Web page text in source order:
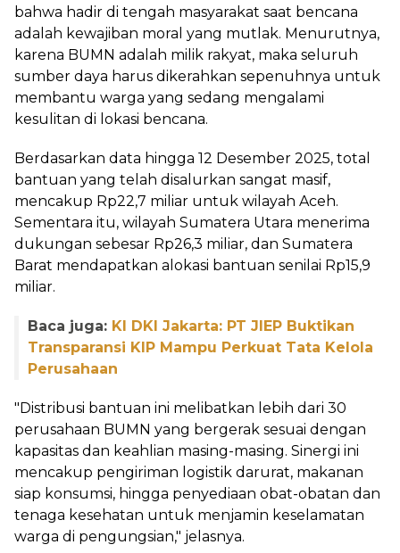
bahwa hadir di tengah masyarakat saat bencana
adalah kewajiban moral yang mutlak. Menurutnya,
karena BUMN adalah milik rakyat, maka seluruh
sumber daya harus dikerahkan sepenuhnya untuk
membantu warga yang sedang mengalami
kesulitan di lokasi bencana.
Berdasarkan data hingga 12 Desember 2025, total
bantuan yang telah disalurkan sangat masif,
mencakup Rp22,7 miliar untuk wilayah Aceh.
Sementara itu, wilayah Sumatera Utara menerima
dukungan sebesar Rp26,3 miliar, dan Sumatera
Barat mendapatkan alokasi bantuan senilai Rp15,9
miliar.
Baca juga: KI DKI Jakarta: PT JIEP Buktikan
Transparansi KIP Mampu Perkuat Tata Kelola
Perusahaan
"Distribusi bantuan ini melibatkan lebih dari 30
perusahaan BUMN yang bergerak sesuai dengan
kapasitas dan keahlian masing-masing. Sinergi ini
mencakup pengiriman logistik darurat, makanan
siap konsumsi, hingga penyediaan obat-obatan dan
tenaga kesehatan untuk menjamin keselamatan
warga di pengungsian," jelasnya.